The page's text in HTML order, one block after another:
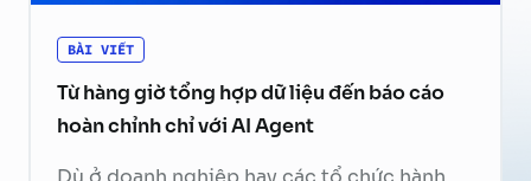
BÀI VIẾT
Từ hàng giờ tổng hợp dữ liệu đến báo cáo
hoàn chỉnh chỉ với AI Agent